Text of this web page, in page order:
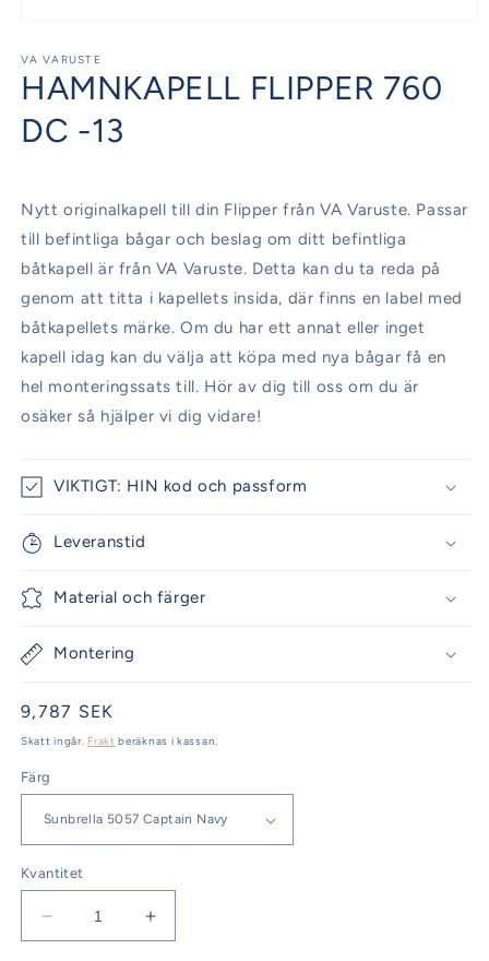
1
i
modalfönster
VA VARUSTE
HAMNKAPELL FLIPPER 760
DC -13
Nytt originalkapell till din Flipper från VA Varuste. Passar
till befintliga bågar och beslag om ditt befintliga
båtkapell är från VA Varuste. Detta kan du ta reda på
genom att titta i kapellets insida, där finns en label med
båtkapellets märke. Om du har ett annat eller inget
kapell idag kan du välja att köpa med nya bågar få en
hel monteringssats till. Hör av dig till oss om du är
osäker så hjälper vi dig vidare!
VIKTIGT: HIN kod och passform
Leveranstid
Material och färger
Montering
Ordinarie
pris
9,787 SEK
Skatt ingår. Frakt beräknas i kassan.
Färg
Kvantitet
Minska
kvantitet
Öka
kvantitet